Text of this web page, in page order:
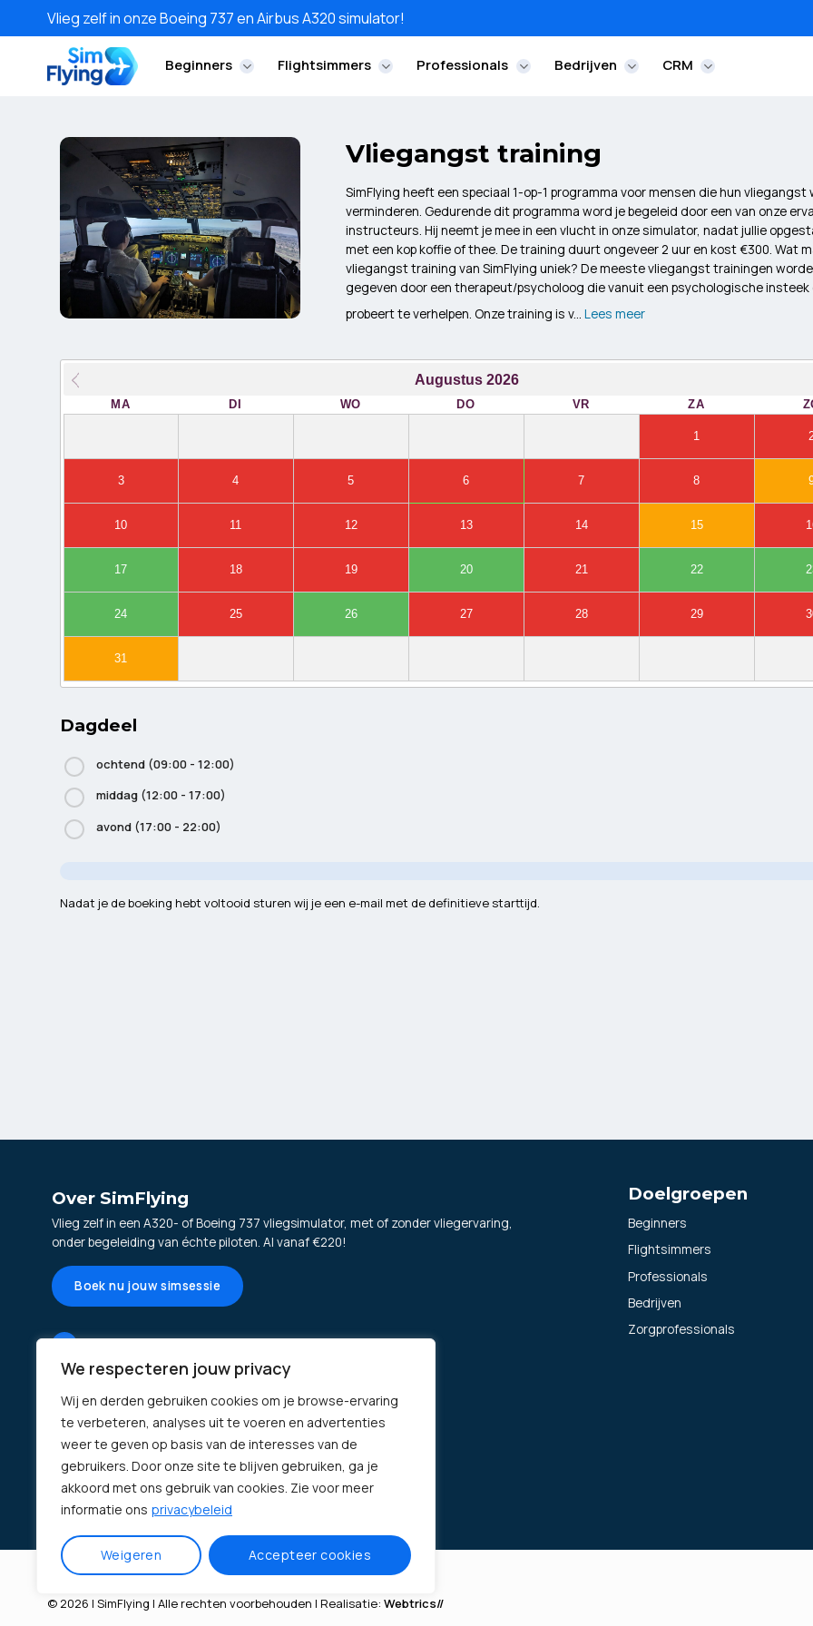
We respecteren jouw privacy
Wij en derden gebruiken cookies om je browse-ervaring
te verbeteren, analyses uit te voeren en advertenties
weer te geven op basis van de interesses van de
gebruikers. Door onze site te blijven gebruiken, ga je
akkoord met ons gebruik van cookies. Zie voor meer
informatie ons privacybeleid
Weigeren Accepteer cookies
naar
Vlieg zelf in onze Boeing 737 en Airbus A320 simulator!
Beginners Flightsimmers Professionals Bedrijven CRM
Vliegangst training
SimFlying heeft een speciaal 1-op-1 programma voor mensen die hun vliegangst
verminderen. Gedurende dit programma word je begeleid door een van onze
instructeurs. Hij neemt je mee in een vlucht in onze simulator, nadat jullie
met een kop koffie of thee. De training duurt ongeveer 2 uur en kost €300. Wat
vliegangst training van SimFlying uniek? De meeste vliegangst trainingen
gegeven door een therapeut/psycholoog die vanuit een psychologische
probeert te verhelpen. Onze training is v... Lees meer
Augustus 2026
MA DI WO DO VR ZA
1
3 4 5 6 7 8
10 11 12 13 14 15
17 18 19 20 21 22
24 25 26 27 28 29
31
Dagdeel
ochtend (09:00 - 12:00)
middag (12:00 - 17:00)
avond (17:00 - 22:00)
Nadat je de boeking hebt voltooid sturen wij je een e-mail met de definitieve starttijd.
Over SimFlying
Vlieg zelf in een A320- of Boeing 737 vliegsimulator, met of zonder vliegervaring,
onder begeleiding van échte piloten. Al vanaf €220!
Boek nu jouw simsessie
info@simflying.nl
WhatsApp ons via 085-0607370
Doelgroepen
Beginners
Flightsimmers
Professionals
Bedrijven
Zorgprofessionals
Over ons Contact
© 2026 | SimFlying | Alle rechten voorbehouden | Realisatie: Webtrics//